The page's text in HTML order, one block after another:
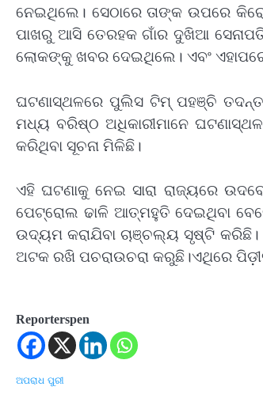
ନେଇଥିଲେ। ସେଠାରେ ତାଙ୍କ ଉପରେ
ପାଖରୁ ଆସି ତେରହକ ଗାଁର ଦୁଖିଆ
ଲୋକଙ୍କୁ ଖବର ଦେଇଥିଲେ। ଏବଂ
ଘଟଣାସ୍ଥଳରେ ପୁଲିସ ଟିମ୍‍ ପହଞ୍ଚି
ମଧ୍ୟ ବରିଷ୍ଠ ଅଧିକାରୀମାନେ
କରିଥିବା ସୂଚନା ମିଳିଛି।
ଏହି ଘଟଣାକୁ ନେଇ ସାରା ରାଜ୍ୟରେ
ପେଟ୍ରୋଲ ଢାଳି ଆତ୍ମହୁତି ଦେଇଥିବା
ଉଦ୍ୟମ କରାଯିବା ଚାଞ୍ଚଲ୍ୟ ସୃଷ୍ଟି
ଅଟକ ରଖି ପଚରାଉଚରା କରୁଛି।ଏଥିରେ
Reporterspen
ଅପରାଧ ପୁରୀ